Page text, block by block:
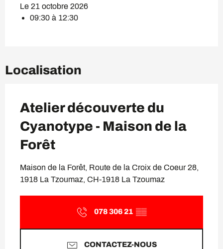
Le 21 octobre 2026
09:30 à 12:30
Localisation
Atelier découverte du
Cyanotype - Maison de la
Forêt
Maison de la Forêt, Route de la Croix de Coeur 28,
1918 La Tzoumaz, CH-1918 La Tzoumaz
078 306 21 ▒▒
CONTACTEZ-NOUS